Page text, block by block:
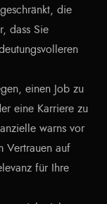
die
dass Sie
einen Job zu
eine Karriere zu
warns vor
Vertrauen auf
für Ihre